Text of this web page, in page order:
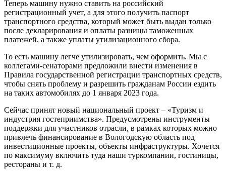
Теперь машину нужно ставить на российский
регистрационный учет, а для этого получить паспорт
транспортного средства, который может быть выдан только
после декларирования и оплаты разницы таможенных
платежей, а также уплаты утилизационного сбора.
То есть машину легче утилизировать, чем оформить. Мы с
коллегами-сенаторами предложили внести изменения в
Правила государственной регистрации транспортных средств,
чтобы снять проблему и разрешить гражданам России ездить
на таких автомобилях до 1 января 2023 года.
Сейчас принят новый национальный проект – «Туризм и
индустрия гостеприимства». Предусмотрены инструменты
поддержки для участников отрасли, в рамках которых можно
привлечь финансирование в Вологодскую область под
инвестиционные проекты, объекты инфраструктуры. Хочется
по максимуму включить туда наши туркомпании, гостиницы,
рестораны и т. д.